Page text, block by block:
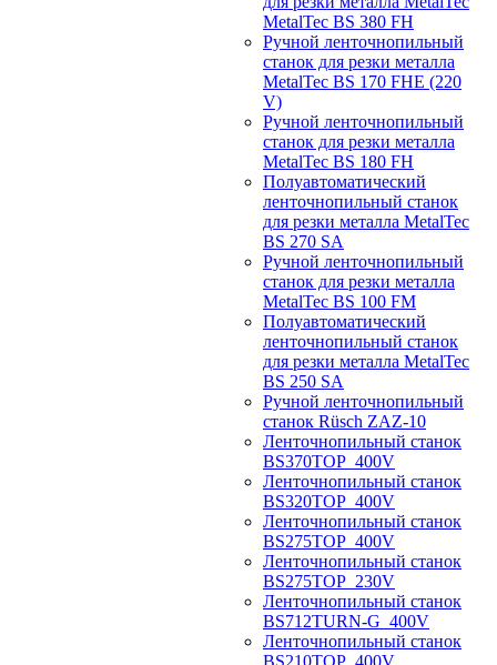
MetalTec BS 380 FH
Ручной ленточнопильный
станок для резки металла
MetalTec BS 170 FHE (220
V)
Ручной ленточнопильный
станок для резки металла
MetalTec BS 180 FH
Полуавтоматический
ленточнопильный станок
для резки металла MetalTec
BS 270 SA
Ручной ленточнопильный
станок для резки металла
MetalTec BS 100 FM
Полуавтоматический
ленточнопильный станок
для резки металла MetalTec
BS 250 SA
Ручной ленточнопильный
станок Rüsch ZAZ-10
Ленточнопильный станок
BS370TOP_400V
Ленточнопильный станок
BS320TOP_400V
Ленточнопильный станок
BS275TOP_400V
Ленточнопильный станок
BS275TOP_230V
Ленточнопильный станок
BS712TURN-G_400V
Ленточнопильный станок
BS210TOP_400V